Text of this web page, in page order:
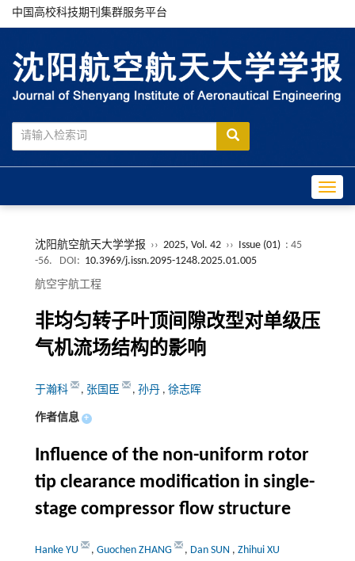
中国高校科技期刊集群服务平台
沈阳航空航天大学学报 ›› 2025, Vol. 42 ›› Issue (01) : 45
-56.
DOI: 10.3969/j.issn.2095-1248.2025.01.005
航空宇航工程
非均匀转子叶顶间隙改型对单级压
气机流场结构的影响
于瀚科 , 张国臣 , 孙丹 , 徐志晖
作者信息 +
Influence of the non-uniform rotor
tip clearance modification in single-
stage compressor flow structure
Hanke YU , Guochen ZHANG , Dan SUN , Zhihui XU